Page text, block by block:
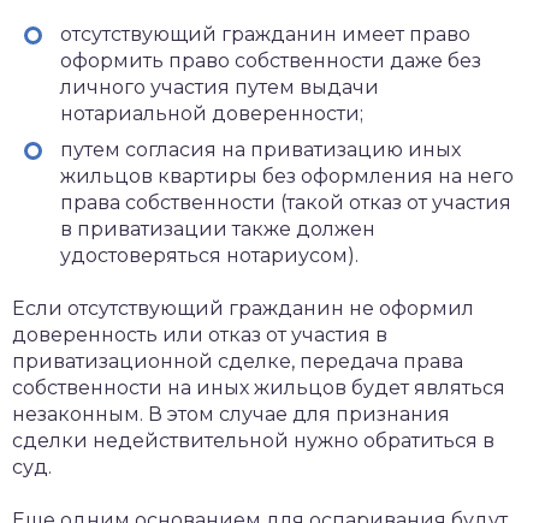
отсутствующий гражданин имеет право
оформить право собственности даже без
личного участия путем выдачи
нотариальной доверенности;
путем согласия на приватизацию иных
жильцов квартиры без оформления на него
права собственности (такой отказ от участия
в приватизации также должен
удостоверяться нотариусом).
Если отсутствующий гражданин не оформил
доверенность или отказ от участия в
приватизационной сделке, передача права
собственности на иных жильцов будет являться
незаконным. В этом случае для признания
сделки недействительной нужно обратиться в
суд.